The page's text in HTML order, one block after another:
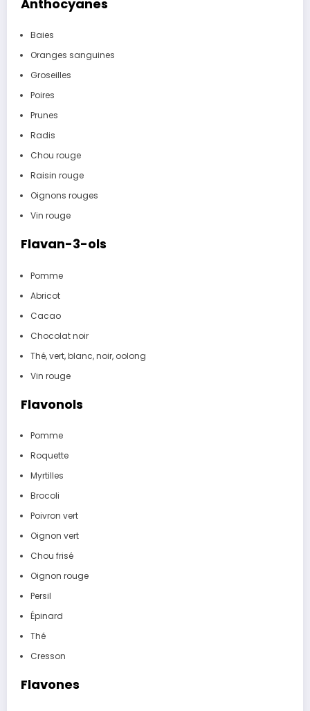
Anthocyanes
Baies
Oranges sanguines
Groseilles
Poires
Prunes
Radis
Chou rouge
Raisin rouge
Oignons rouges
Vin rouge
Flavan-3-ols
Pomme
Abricot
Cacao
Chocolat noir
Thé, vert, blanc, noir, oolong
Vin rouge
Flavonols
Pomme
Roquette
Myrtilles
Brocoli
Poivron vert
Oignon vert
Chou frisé
Oignon rouge
Persil
Épinard
Thé
Cresson
Flavones